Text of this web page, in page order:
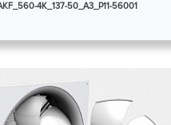
4K_137-50_A3_P11-56001